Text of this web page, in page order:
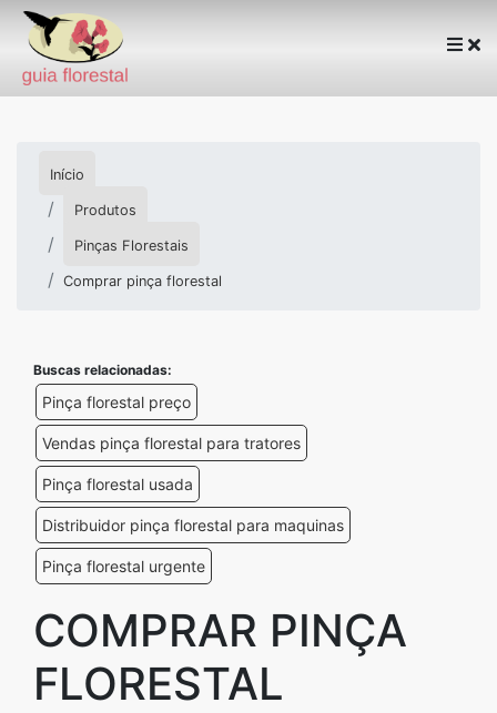
Início
Produtos
Pinças Florestais
Comprar pinça florestal
Buscas relacionadas:
Pinça florestal preço
Vendas pinça florestal para tratores
Pinça florestal usada
Distribuidor pinça florestal para maquinas
Pinça florestal urgente
COMPRAR PINÇA
FLORESTAL